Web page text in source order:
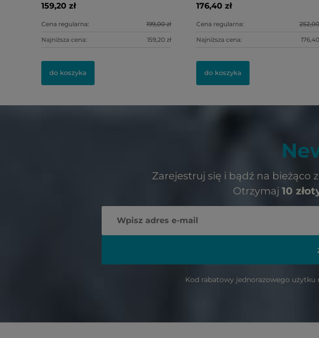
159,20 zł
Cena regularna: 199,00 zł
Najniższa cena: 159,20 zł
do koszyka
176,40 zł
Cena regularna: 252,00
Najniższa cena:
do koszyka
Zarejestruj się i bądź na bieżąco
Otrzymaj 10
Kod rabatowy jednorazowego